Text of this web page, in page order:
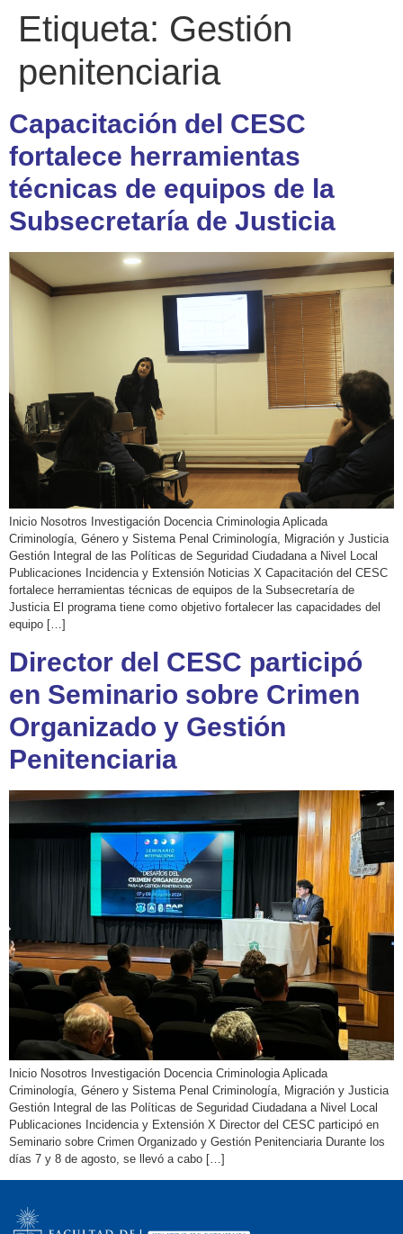
Etiqueta: Gestión
penitenciaria
Capacitación del CESC
fortalece herramientas
técnicas de equipos de la
Subsecretaría de Justicia
Inicio Nosotros Investigación Docencia Criminologia Aplicada
Criminología, Género y Sistema Penal Criminología, Migración y Justicia
Gestión Integral de las Políticas de Seguridad Ciudadana a Nivel Local
Publicaciones Incidencia y Extensión Noticias X Capacitación del CESC
fortalece herramientas técnicas de equipos de la Subsecretaría de
Justicia El programa tiene como objetivo fortalecer las capacidades del
equipo […]
Director del CESC participó
en Seminario sobre Crimen
Organizado y Gestión
Penitenciaria
Inicio Nosotros Investigación Docencia Criminologia Aplicada
Criminología, Género y Sistema Penal Criminología, Migración y Justicia
Gestión Integral de las Políticas de Seguridad Ciudadana a Nivel Local
Publicaciones Incidencia y Extensión X Director del CESC participó en
Seminario sobre Crimen Organizado y Gestión Penitenciaria Durante los
días 7 y 8 de agosto, se llevó a cabo […]